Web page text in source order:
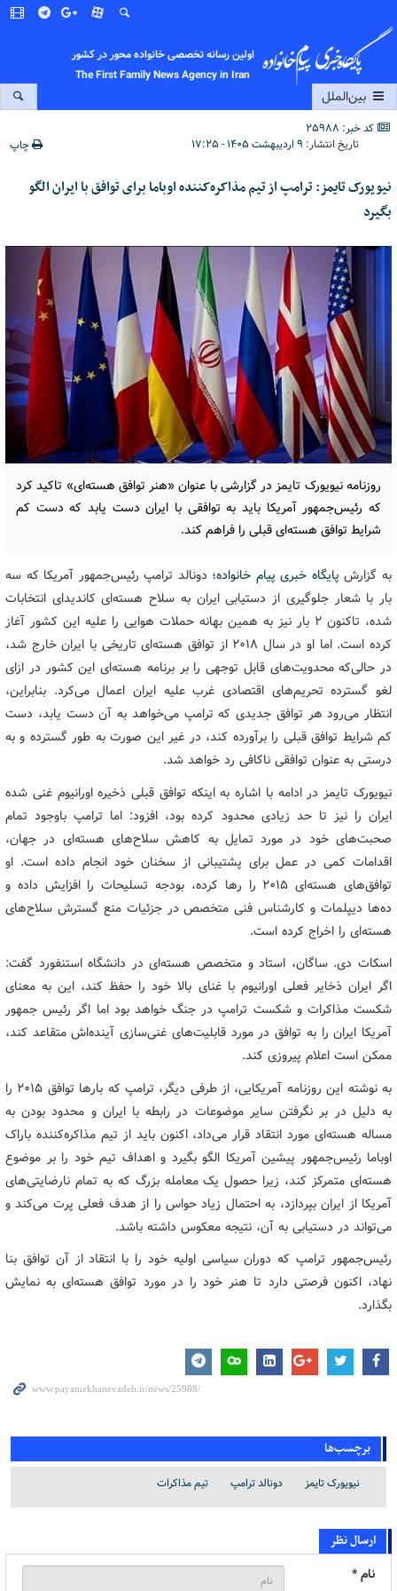
اولین رسانه تخصصی خانواده محور در کشور
The First Family News Agency in Iran
بین‌الملل
کد خبر: 25988
تاریخ انتشار: ۹ اردیبهشت ۱۴۰۵ - ۱۷:۲۵ چاپ
نیویورک تایمز: ترامپ از تیم مذاکره‌کننده اوباما برای توافق با ایران الگو
بگیرد
روزنامه نیویورک تایمز در گزارشی با عنوان «هنر توافق هسته‌ای» تاکید کرد
که رئیس‌جمهور آمریکا باید به توافقی با ایران دست یابد که دست کم
شرایط توافق هسته‌ای قبلی را فراهم کند.
به گزارش پایگاه خبری پیام خانواده؛ دونالد ترامپ رئیس‌جمهور آمریکا که سه
بار با شعار جلوگیری از دستیابی ایران به سلاح هسته‌ای کاندیدای انتخابات
شده، تاکنون ۲ بار نیز به همین بهانه حملات هوایی را علیه این کشور آغاز
کرده است. اما او در سال ۲۰۱۸ از توافق هسته‌ای تاریخی با ایران خارج شد،
در حالی‌که محدویت‌های قابل توجهی را بر برنامه هسته‌ای این کشور در ازای
لغو گسترده تحریم‌های اقتصادی غرب علیه ایران اعمال می‌کرد. بنابراین،
انتظار می‌رود هر توافق جدیدی که ترامپ می‌خواهد به آن دست یابد، دست
کم شرایط توافق قبلی را برآورده کند، در غیر این صورت به طور گسترده و به
درستی به عنوان توافقی ناکافی رد خواهد شد.
نیویورک تایمز در ادامه با اشاره به اینکه توافق قبلی ذخیره اورانیوم غنی شده
ایران را نیز تا حد زیادی محدود کرده بود، افزود: اما ترامپ باوجود تمام
صحبت‌های خود در مورد تمایل به کاهش سلاح‌های هسته‌ای در جهان،
اقدامات کمی در عمل برای پشتیبانی از سخنان خود انجام داده است. او
توافق‌های هسته‌ای ۲۰۱۵ را رها کرده، بودجه تسلیحات را افزایش داده و
ده‌ها دیپلمات و کارشناس فنی متخصص در جزئیات منع گسترش سلاح‌های
هسته‌ای را اخراج کرده است.
اسکات دی. ساگان، استاد و متخصص هسته‌ای در دانشگاه استنفورد گفت:
اگر ایران ذخایر فعلی اورانیوم با غنای بالا خود را حفظ کند، این به معنای
شکست مذاکرات و شکست ترامپ در جنگ خواهد بود اما اگر رئیس جمهور
آمریکا ایران را به توافق در مورد قابلیت‌های غنی‌سازی آینده‌اش متقاعد کند،
ممکن است اعلام پیروزی کند.
به نوشته این روزنامه آمریکایی، از طرفی دیگر، ترامپ که بارها توافق ۲۰۱۵ را
به دلیل در بر نگرفتن سایر موضوعات در رابطه با ایران و محدود بودن به
مساله هسته‌ای مورد انتقاد قرار می‌داد، اکنون باید از تیم مذاکره‌کننده باراک
اوباما رئیس‌جمهور پیشین آمریکا الگو بگیرد و اهداف تیم خود را بر موضوع
هسته‌ای متمرکز کند، زیرا حصول یک معامله بزرگ که به تمام نارضایتی‌های
آمریکا از ایران بپردازد، به احتمال زیاد حواس را از هدف فعلی پرت می‌کند و
می‌تواند در دستیابی به آن، نتیجه معکوس داشته باشد.
رئیس‌جمهور ترامپ که دوران سیاسی اولیه خود را با انتقاد از آن توافق بنا
نهاد، اکنون فرصتی دارد تا هنر خود را در مورد توافق هسته‌ای به نمایش
بگذارد.
برچسب‌ها
نیویورک تایمز دونالد ترامپ تیم مذاکرات
ارسال نظر
نام *